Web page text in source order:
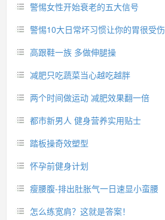
警惕女性开始衰老的五大信号
警惕10大日常坏习惯让你的胃很受伤
高跟鞋一族 多做伸腿操
减肥只吃蔬菜当心越吃越胖
两个时间做运动 减肥效果翻一倍
都市新男人 健身营养实用贴士
踏板操奇效塑型
怀孕前健身计划
瘦腰腹-排出肚胀气一日速显小蛮腰
怎么练宽肩？这就是答案！